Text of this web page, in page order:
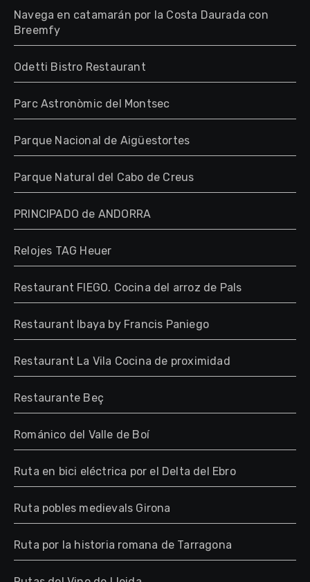
Navega en catamarán por la Costa Daurada con
Breemfy
Odetti Bistro Restaurant
Parc Astronòmic del Montsec
Parque Nacional de Aigüestortes
Parque Natural del Cabo de Creus
PRINCIPADO de ANDORRA
Relojes TAG Heuer
Restaurant FIEGO. Cocina del arroz de Pals
Restaurant Ibaya by Francis Paniego
Restaurant La Vila Cocina de proximidad
Restaurante Beç
Románico del Valle de Boí
Ruta en bici eléctrica por el Delta del Ebro
Ruta pobles medievals Girona
Ruta por la historia romana de Tarragona